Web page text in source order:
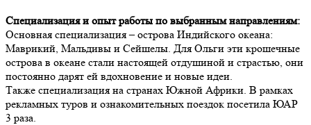
Специализация и опыт работы по выбранным направлениям:
Основная специализация – острова Индийского океана:
Маврикий, Мальдивы и Сейшелы. Для Ольги эти крошечные
острова в океане стали настоящей отдушиной и страстью, они
постоянно дарят ей вдохновение и новые идеи.
Также специализация на странах Южной Африки. В рамках
рекламных туров и ознакомительных поездок посетила ЮАР
3 раза.